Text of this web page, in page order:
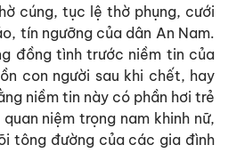
cúng, tục lệ thờ phụng, cưới
tín ngưỡng của dân An Nam.
đồng tình trước niềm tin của
con người sau khi chết, hay
niềm tin này có phần hơi trẻ
niệm trọng nam khinh nữ,
tông đường của các gia đình